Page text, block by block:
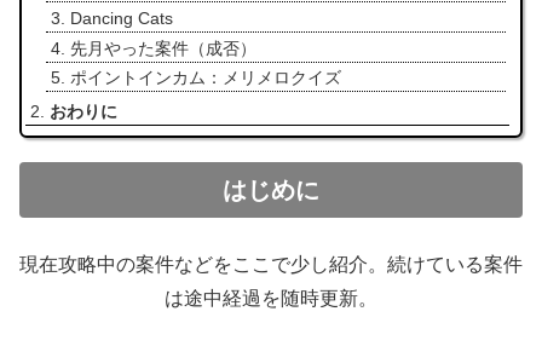
Dancing Cats
先月やった案件（成否）
ポイントインカム：メリメロクイズ
おわりに
はじめに
現在攻略中の案件などをここで少し紹介。続けている案件
は途中経過を随時更新。